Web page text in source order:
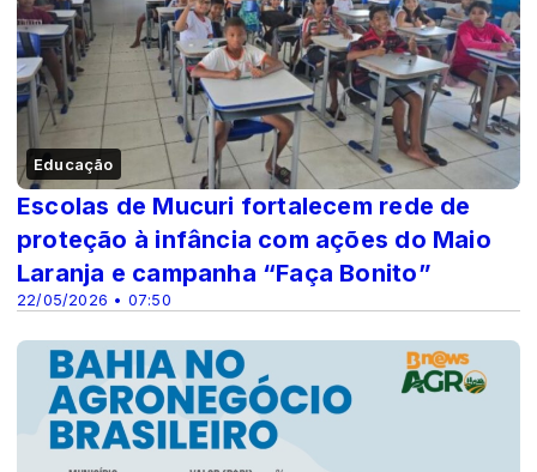
Educação
22/05/2026 • 07:50
Escolas de Mucuri fortalecem rede de
proteção à infância com ações do Maio
Laranja e campanha “Faça Bonito”